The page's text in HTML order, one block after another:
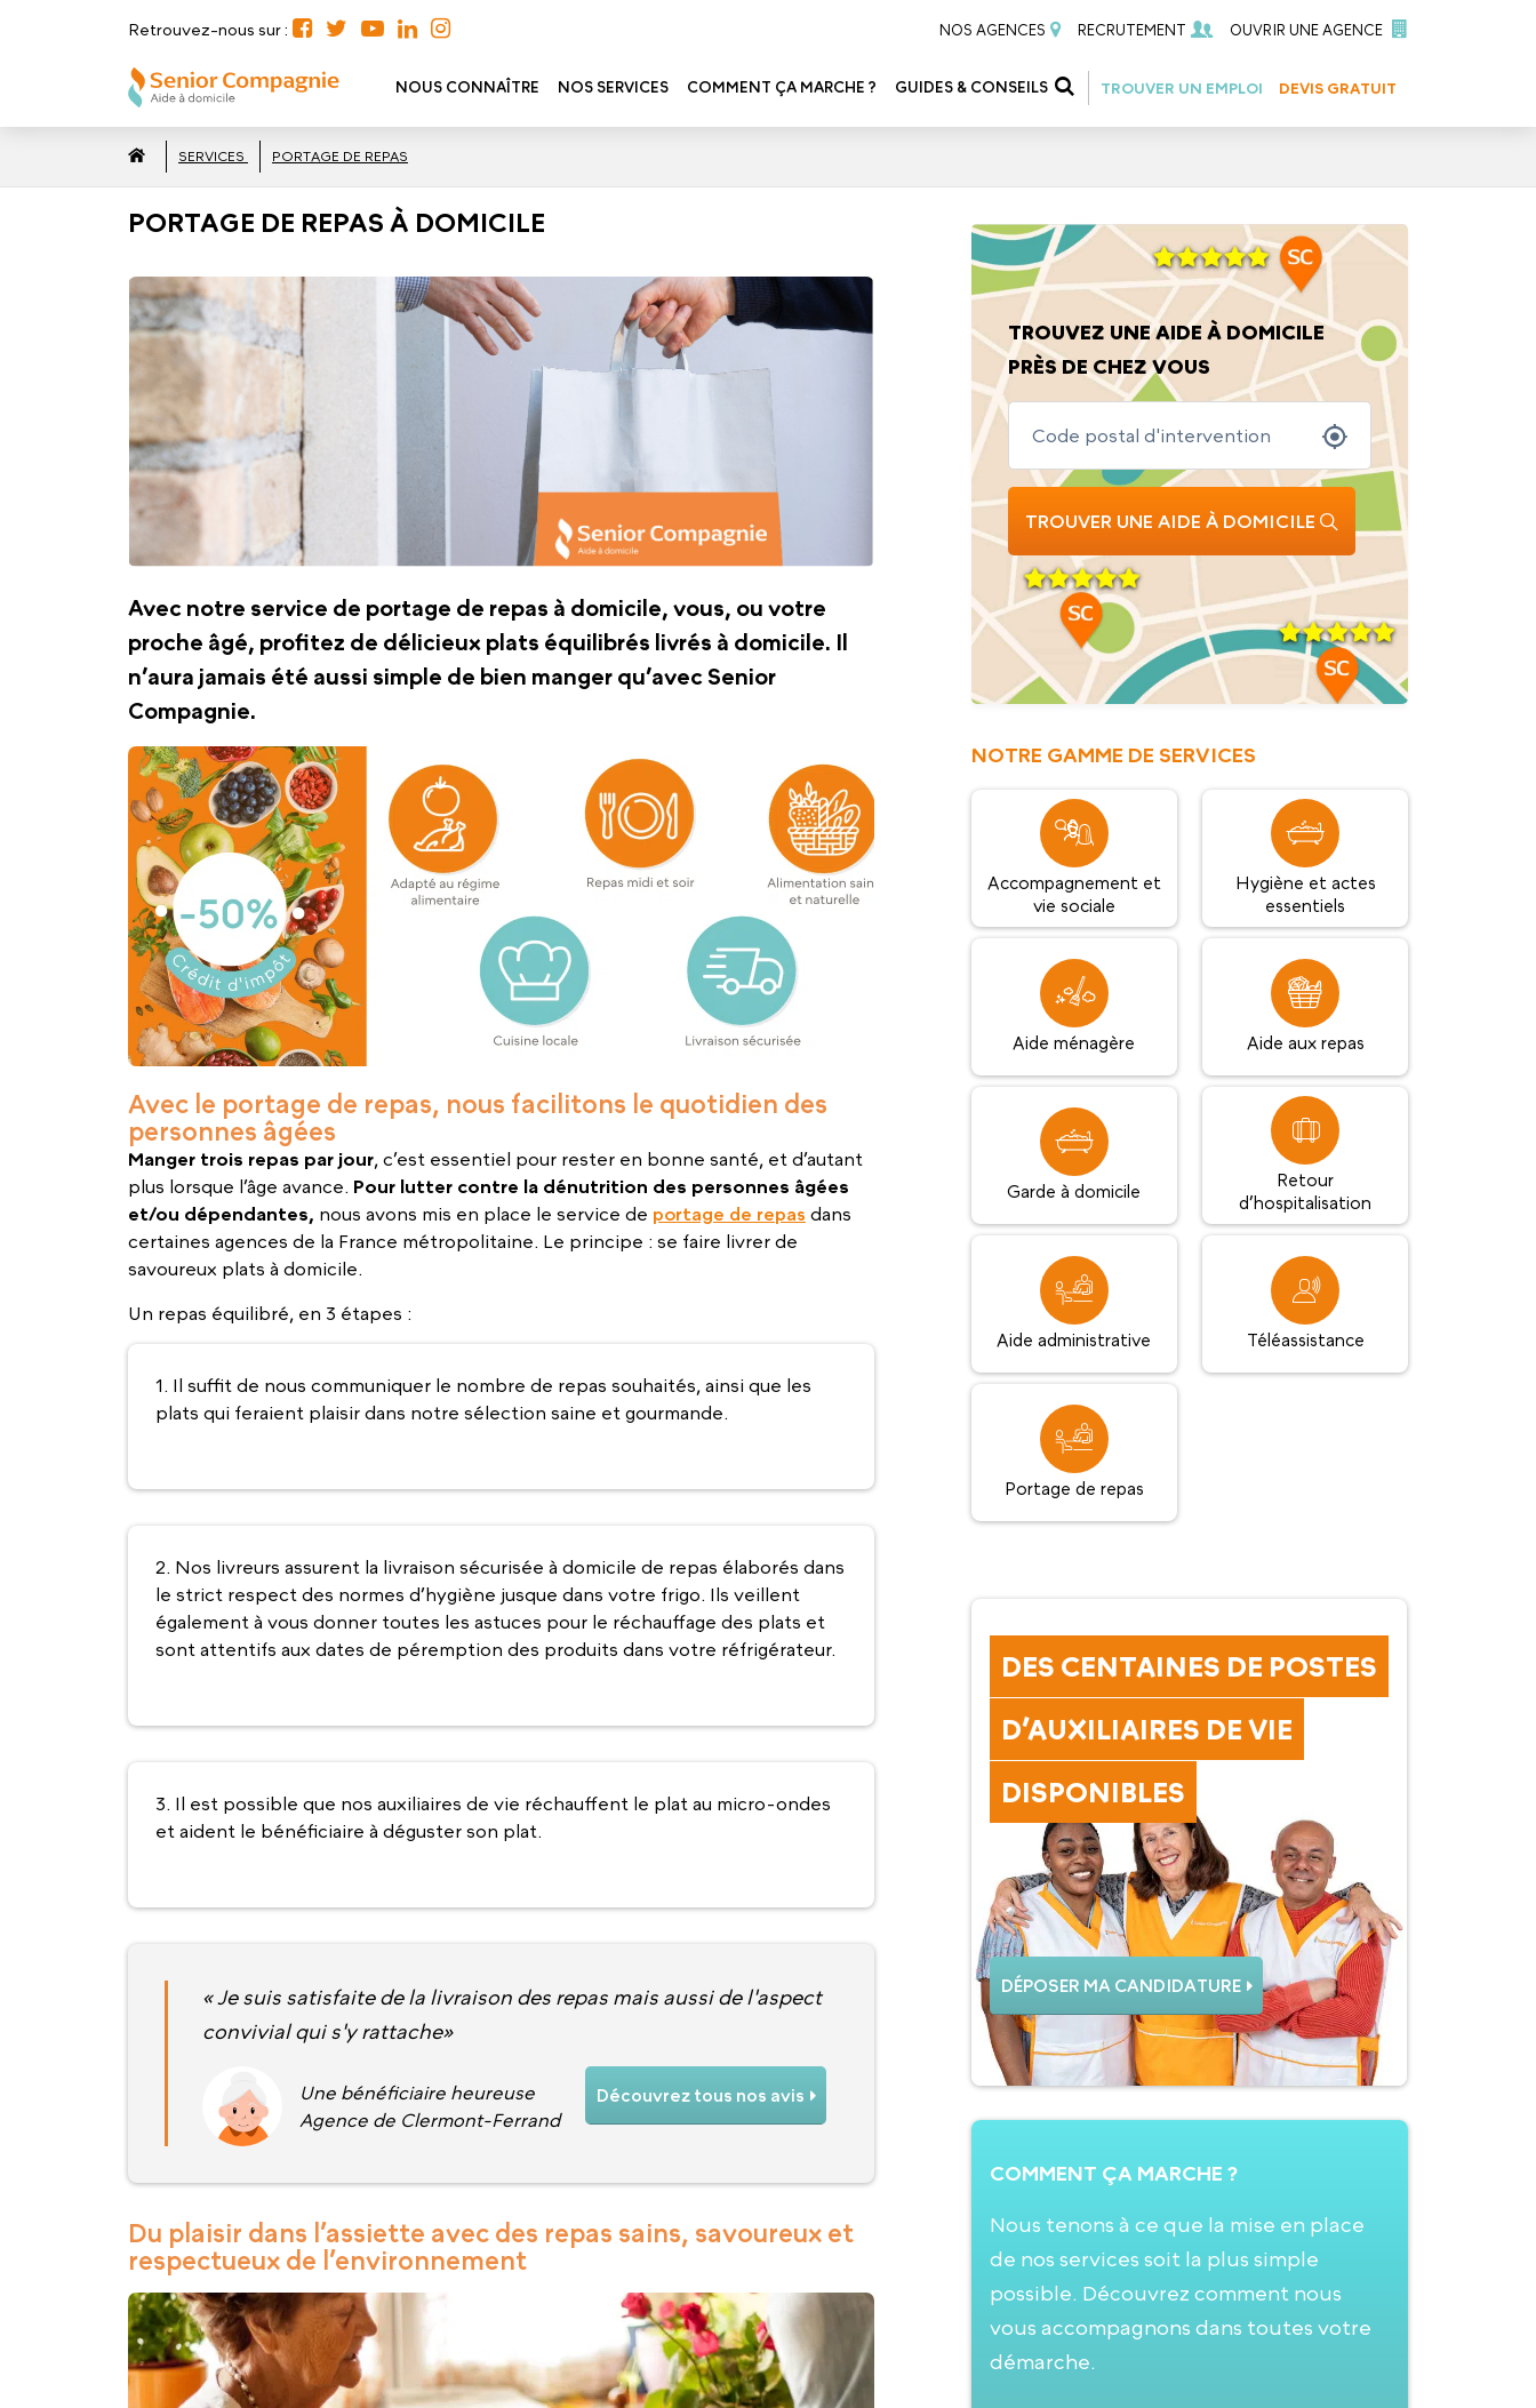
Retrouvez-nous sur : NOS AGENCES RECRUTEMENT OUVRIR UNE AGENCE
NOUS CONNAÎTRE NOS SERVICES COMMENT ÇA MARCHE ? GUIDES & CONSEILS TROUVER UN EMPLOI DEVIS GRATUIT
SERVICES PORTAGE DE REPAS
PORTAGE DE REPAS À DOMICILE
Avec notre service de portage de repas à domicile, vous, ou votre
proche âgé, profitez de délicieux plats équilibrés livrés à domicile. Il
n’aura jamais été aussi simple de bien manger qu’avec Senior
Compagnie.
Avec le portage de repas, nous facilitons le quotidien des
personnes âgées
Manger trois repas par jour, c’est essentiel pour rester en bonne santé, et d’autant
plus lorsque l’âge avance. Pour lutter contre la dénutrition des personnes âgées
et/ou dépendantes, nous avons mis en place le service de portage de repas dans
certaines agences de la France métropolitaine. Le principe : se faire livrer de
savoureux plats à domicile.
Un repas équilibré, en 3 étapes :
1. Il suffit de nous communiquer le nombre de repas souhaités, ainsi que les
plats qui feraient plaisir dans notre sélection saine et gourmande.
2. Nos livreurs assurent la livraison sécurisée à domicile de repas élaborés dans
le strict respect des normes d’hygiène jusque dans votre frigo. Ils veillent
également à vous donner toutes les astuces pour le réchauffage des plats et
sont attentifs aux dates de péremption des produits dans votre réfrigérateur.
3. Il est possible que nos auxiliaires de vie réchauffent le plat au micro-ondes
et aident le bénéficiaire à déguster son plat.
« Je suis satisfaite de la livraison des repas mais aussi de l'aspect
convivial qui s'y rattache»
Une bénéficiaire heureuse
Agence de Clermont-Ferrand
Découvrez tous nos avis
Du plaisir dans l’assiette avec des repas sains, savoureux et
respectueux de l’environnement
TROUVEZ UNE AIDE À DOMICILE
PRÈS DE CHEZ VOUS
TROUVER UNE AIDE À DOMICILE
NOTRE GAMME DE SERVICES
Accompagnement et
vie sociale
Hygiène et actes
essentiels
Aide ménagère Aide aux repas
Garde à domicile
Retour
d’hospitalisation
Aide administrative Téléassistance
Portage de repas
DES CENTAINES DE POSTES
D’AUXILIAIRES DE VIE
DISPONIBLES
DÉPOSER MA CANDIDATURE
COMMENT ÇA MARCHE ?
Nous tenons à ce que la mise en place
de nos services soit la plus simple
possible. Découvrez comment nous
vous accompagnons dans toutes votre
démarche.